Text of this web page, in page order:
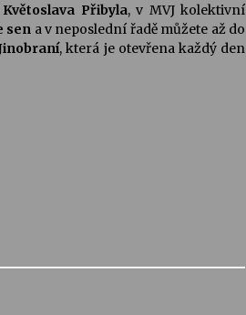
Přibyla, v MVJ kolektivní
sen a v neposlední řadě můžete až do
, která je otevřena každý den